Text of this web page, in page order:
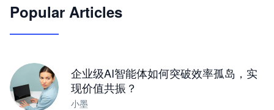
JimoClaw 桌面 AI Agent 工作台
Popular Articles
企业级AI智能体如何突破效率孤岛，实
现价值共振？
小墨